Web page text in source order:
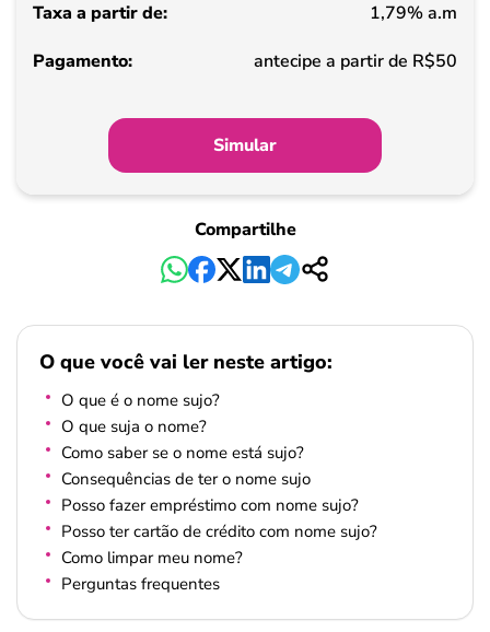
Pagamento
1,79% a.m
antecipe a partir de R$50
Simular
Compartilhe
O que você vai ler neste artigo:
O que é o nome sujo?
O que suja o nome?
Como saber se o nome está sujo?
Consequências de ter o nome sujo
Posso fazer empréstimo com nome sujo?
Posso ter cartão de crédito com nome sujo?
Como limpar meu nome?
Perguntas frequentes